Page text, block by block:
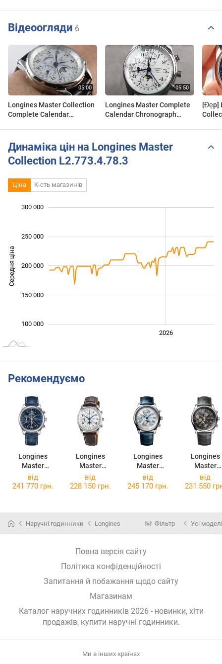
Відеоогляди 6
Longines Master Collection
Complete Calendar
Longines Master Complete
Calendar Chronograph
[Đẹp]
Динаміка цін на Longines Master
Collection L2.773.4.78.3
Ціна К-сть магазинів
Середня ціна 120 000
100 000
300 000
200 000
250 000
150 000
2026
Рекомендуємо
Longines
Master
Collection
L2.773.4.92.0
Longines
Master
Collection
L2.673.4.78.3
Longines
Master
Collection
L2.773.4.71.2
Longines
Master
Collection
від
241 770 грн.
від
228 150 грн.
від
245 170 грн.
від
231 550
Наручні годинники Longines Фільтр Усі моделі
Повна версія сайту
Політика конфіденційності
Запитання й побажання щодо сайту
Магазинам
Каталог наручних годинників 2026 - новинки, хіти
продажів, купити наручні годинники.
Ми в інших країнах